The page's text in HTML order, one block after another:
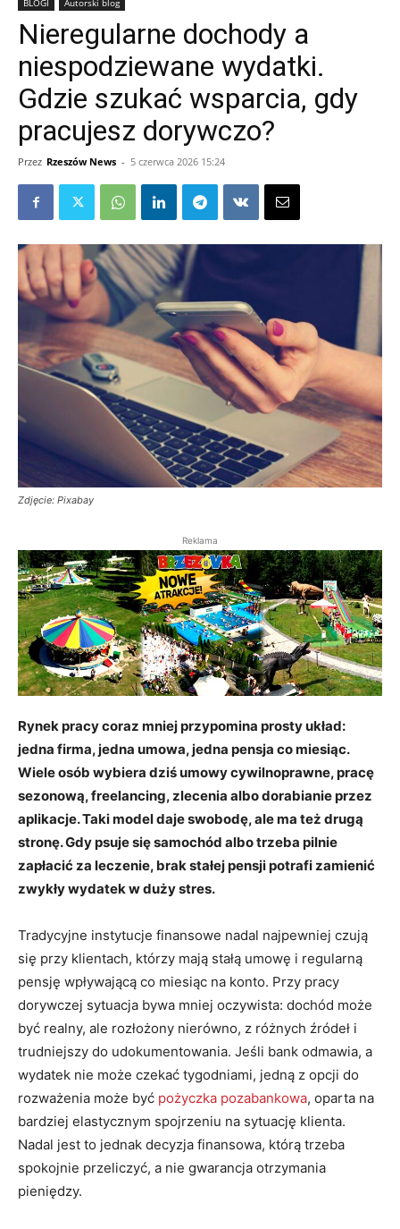
BLOGI Autorski blog
Nieregularne dochody a
niespodziewane wydatki.
Gdzie szukać wsparcia, gdy
pracujesz dorywczo?
Przez Rzeszów News - 5 czerwca 2026 15:24
Zdjęcie: Pixabay
Reklama
Rynek pracy coraz mniej przypomina prosty układ:
jedna firma, jedna umowa, jedna pensja co miesiąc.
Wiele osób wybiera dziś umowy cywilnoprawne, pracę
sezonową, freelancing, zlecenia albo dorabianie przez
aplikacje. Taki model daje swobodę, ale ma też drugą
stronę. Gdy psuje się samochód albo trzeba pilnie
zapłacić za leczenie, brak stałej pensji potrafi zamienić
zwykły wydatek w duży stres.
Tradycyjne instytucje finansowe nadal najpewniej czują
się przy klientach, którzy mają stałą umowę i regularną
pensję wpływającą co miesiąc na konto. Przy pracy
dorywczej sytuacja bywa mniej oczywista: dochód może
być realny, ale rozłożony nierówno, z różnych źródeł i
trudniejszy do udokumentowania. Jeśli bank odmawia, a
wydatek nie może czekać tygodniami, jedną z opcji do
rozważenia może być pożyczka pozabankowa, oparta na
bardziej elastycznym spojrzeniu na sytuację klienta.
Nadal jest to jednak decyzja finansowa, którą trzeba
spokojnie przeliczyć, a nie gwarancja otrzymania
pieniędzy.